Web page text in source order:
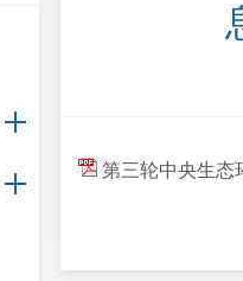
第三轮中央生态